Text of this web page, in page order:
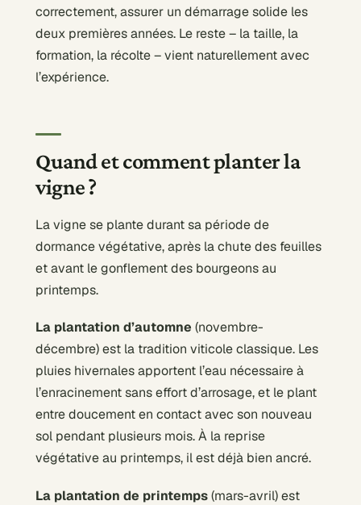
correctement, assurer un démarrage solide les
deux premières années. Le reste – la taille, la
formation, la récolte – vient naturellement avec
l’expérience.
Quand et comment planter la
vigne ?
La vigne se plante durant sa période de
dormance végétative, après la chute des feuilles
et avant le gonflement des bourgeons au
printemps.
La plantation d’automne (novembre-
décembre) est la tradition viticole classique. Les
pluies hivernales apportent l’eau nécessaire à
l’enracinement sans effort d’arrosage, et le plant
entre doucement en contact avec son nouveau
sol pendant plusieurs mois. À la reprise
végétative au printemps, il est déjà bien ancré.
La plantation de printemps(mars-avril) est